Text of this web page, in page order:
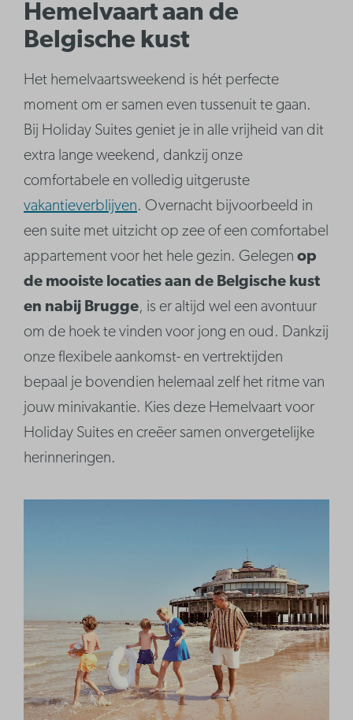
Hemelvaart aan de
Belgische kust
Het hemelvaartsweekend is hét perfecte
moment om er samen even tussenuit te gaan.
Bij Holiday Suites geniet je in alle vrijheid van dit
extra lange weekend, dankzij onze
comfortabele en volledig uitgeruste
vakantieverblijven. Overnacht bijvoorbeeld in
een suite met uitzicht op zee of een comfortabel
appartement voor het hele gezin. Gelegenop
de mooiste locaties aan de Belgische kust
en nabij Brugge, is er altijd wel een avontuur
om de hoek te vinden voor jong en oud. Dankzij
onze flexibele aankomst- en vertrektijden
bepaal je bovendien helemaal zelf het ritme van
jouw minivakantie. Kies deze Hemelvaart voor
Holiday Suites en creëer samen onvergetelijke
herinneringen.